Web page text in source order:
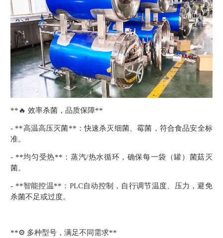
**🔥 效率杀菌，品质保障**
- **高温高压灭菌**：快速杀灭细菌、霉菌，符合食品安全标
准。
- **均匀受热**：蒸汽/热水循环，确保每一袋（罐）菌菇灭
菌。
- **智能控温**：PLC自动控制，自行调节温度、压力，避免
杀菌不足或过度。
**⚙️ 多种型号，满足不同需求**